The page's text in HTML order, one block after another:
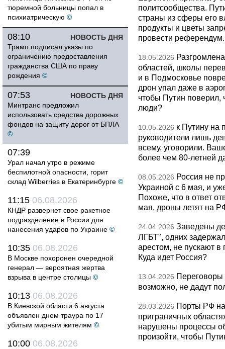
тюремной больницы попал в
психиатрическую ©
НОВОСТЬ ДНЯ
08:10
Трамп подписал указы по
ограничению предоставления
гражданства США по праву
рождения ©
НОВОСТЬ ДНЯ
07:53
Минтранс предложил
использовать средства дорожных
фондов на защиту дорог от БПЛА
©
07:39
Урал начал утро в режиме
беспилотной опасности, горит
склад Wilberries в Екатеринбурге ©
11:15 06.08.2026
КНДР развернет свое ракетное
подразделение в России для
нанесения ударов по Украине ©
10:35 06.08.2026
В Москве похоронен очередной
генерал — вероятная жертва
взрыва в центре столицы ©
10:13 06.08.2026
В Киевской области 6 августа
объявлен днем траура по 17
убитым мирным жителям ©
10:00 06.08.2026
политсообщества.
страны из сферы его
продукты и цветы
провести
18.05.2026
областей, школы
и в Подмосковье
дрон упал даже в
чтобы Путин поверил,
люди?
10.05.2026 к Путину на
руководители лишь
всему, уговорили.
более чем 80-летней
08.05.2026 Россия не
Украиной с 6 мая, и
Похоже, что в ответ
мая, дроны летят на
24.04.2026 Заведены
ЛГБТ", одних
арестом, не пускают
Куда идет Россия?
13.04.2026
возможно, не дадут
28.03.2026 Порты РФ
приграничных
нарушены процессы
произойти, чтобы